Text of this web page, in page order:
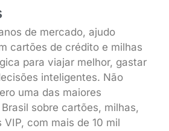
de mercado, ajudo
cartões de crédito e milhas
para viajar melhor, gastar
inteligentes. Não
uma das maiores
sobre cartões, milhas,
VIP, com mais de 10 mil